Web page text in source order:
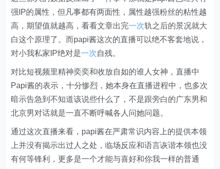
强IP的属性，但凡事都有两面性，属性越强粉丝的粘性越
高，期望值就越高，看看文章出完一次轨之后的景况就大
白这个原理了。而papi酱这次的直播可以绝不客套地说，
对小我私家IP绝对是一次自残。
对比短视频里精神奕奕和收放自如的谁人女神，直播中
Papi酱的表示，十分惨烈，她本身在直播进程中，也多次
暗示告急到不知道该说些什么了，不是跟旁白的广东男和
北京男对话就是一直不断呼喊各人问她问题。
通过这次直播来看，papi酱在严肃常识内容上的提供本领
上并没有揭示出过人之处，临场反应和语言诙谐本领也没
有何等锋利，更多是一个才能与喜好和你我一样的普通